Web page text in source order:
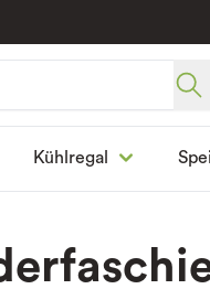
Kühlregal